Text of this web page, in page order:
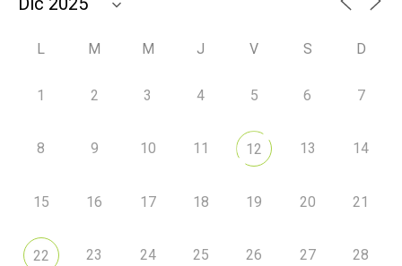
L M M J V S D
1 2 3 4 5 6 7
8 9 10 11 12 13 14
15 16 17 18 19 20 21
22 23 24 25 26 27 28